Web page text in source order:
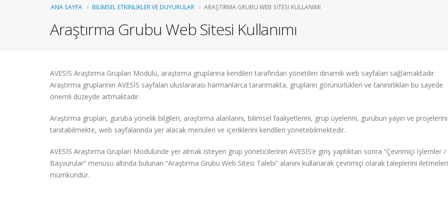
ANA SAYFA BILIMSEL ETKINLIKLER VE DUYURULAR ARAŞTIRMA GRUBU WEB SITESI KULLANIMI
Araştırma Grubu Web Sitesi Kullanımı
AVESİS Araştırma Grupları Modülü, araştırma gruplarına kendileri tarafından yönetilen dinamik web sayfaları sağlamaktadır.
Araştırma gruplarının AVESİS sayfaları uluslararası harmanlarca taranmakta, grupların görünürlükleri ve tanınırlıkları bu sayede
önemli düzeyde artmaktadır.
Araştırma grupları, guruba yönelik bilgileri, araştırma alanlarını, bilimsel faaliyetlerini, grup üyelerini, gurubun yayın ve projelerini
tanıtabilmekte, web sayfalarında yer alacak menüleri ve içeriklerini kendileri yönetebilmektedir.
AVESİS Araştırma Grupları Modülünde yer almak isteyen grup yöneticilerinin AVESİS’e giriş yaptıktan sonra “Çevrimiçi İşlemler /
Başvurular” menüsü altında bulunan “Araştırma Grubu Web Sitesi Talebi” alanını kullanarak çevrimiçi olarak taleplerini iletmeleri
mümkündür.